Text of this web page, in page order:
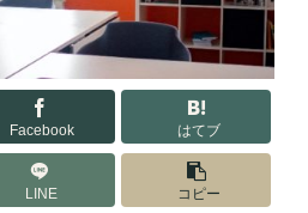
Facebook はてブ
LINE コピー